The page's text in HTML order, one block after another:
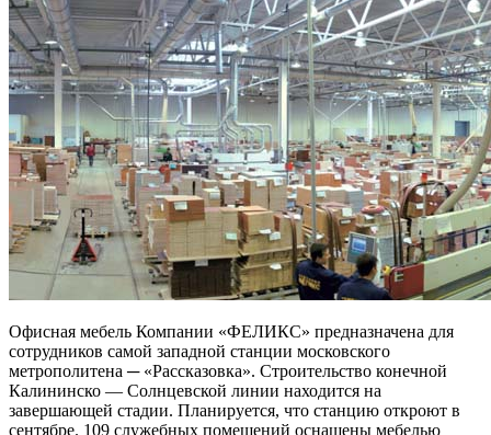
Офисная мебель Компании «ФЕЛИКС» предназначена для
сотрудников самой западной станции московского
метрополитена ─ «Рассказовка». Строительство конечной
Калининско — Солнцевской линии находится на
завершающей стадии. Планируется, что станцию откроют в
сентябре. 109 служебных помещений оснащены мебелью